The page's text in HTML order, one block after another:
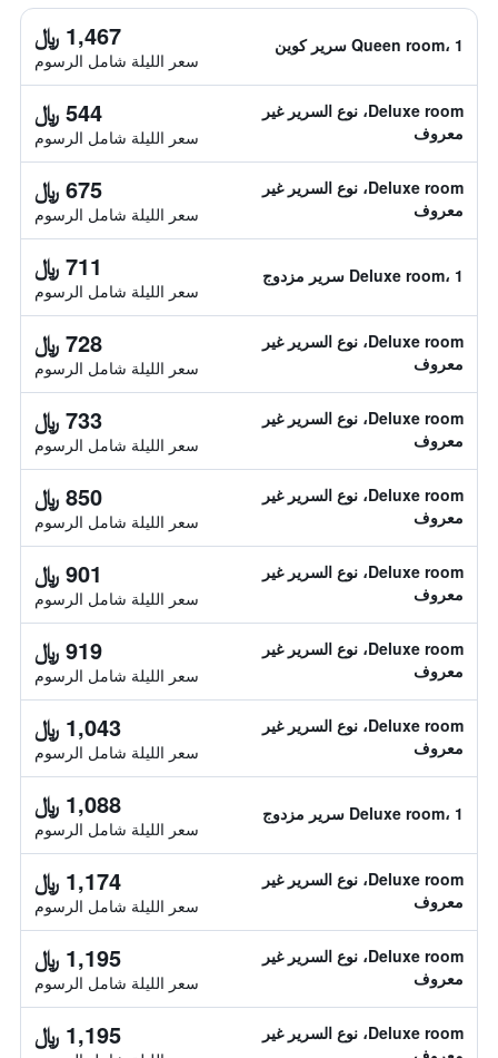
Queen room، 1 سرير كوين 1,467 ﷼
سعر الليلة شامل الرسوم
Deluxe room، نوع السرير غير
معروف
544 ﷼
سعر الليلة شامل الرسوم
Deluxe room، نوع السرير غير
معروف
675 ﷼
سعر الليلة شامل الرسوم
Deluxe room، 1 سرير مزدوج 711 ﷼
سعر الليلة شامل الرسوم
Deluxe room، نوع السرير غير
معروف
728 ﷼
سعر الليلة شامل الرسوم
Deluxe room، نوع السرير غير
معروف
733 ﷼
سعر الليلة شامل الرسوم
Deluxe room، نوع السرير غير
معروف
850 ﷼
سعر الليلة شامل الرسوم
Deluxe room، نوع السرير غير
معروف
901 ﷼
سعر الليلة شامل الرسوم
Deluxe room، نوع السرير غير
معروف
919 ﷼
سعر الليلة شامل الرسوم
Deluxe room، نوع السرير غير
معروف
1,043 ﷼
سعر الليلة شامل الرسوم
Deluxe room، 1 سرير مزدوج 1,088 ﷼
سعر الليلة شامل الرسوم
Deluxe room، نوع السرير غير
معروف
1,174 ﷼
سعر الليلة شامل الرسوم
Deluxe room، نوع السرير غير
معروف
1,195 ﷼
سعر الليلة شامل الرسوم
Deluxe room، نوع السرير غير
1,195 ﷼